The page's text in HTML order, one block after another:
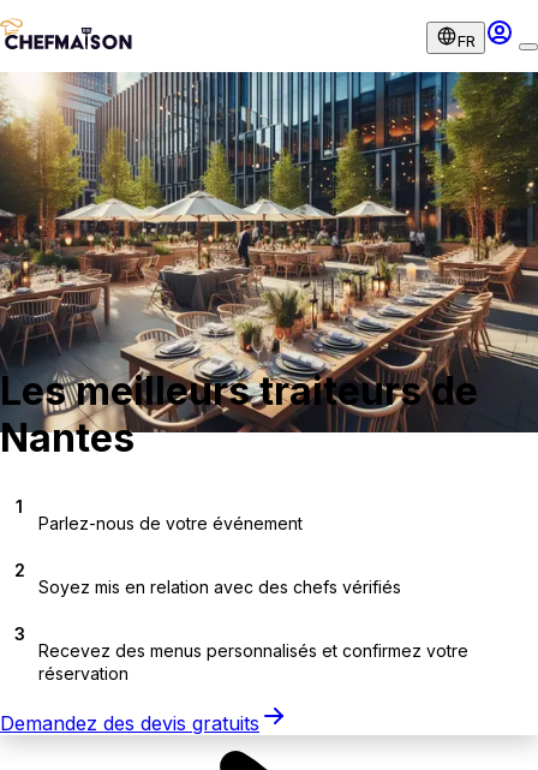
FR
Les meilleurs traiteurs de
Nantes
1
Parlez-nous de votre événement
2
Soyez mis en relation avec des chefs vérifiés
3
Recevez des menus personnalisés et confirmez votre
réservation
Demandez des devis gratuits